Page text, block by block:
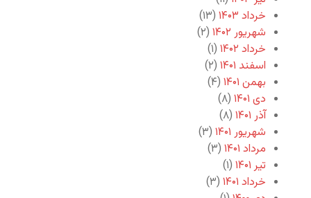
خرداد ۱۴۰۳
(۱۳)
شهریور ۱۴۰۲
(۲)
خرداد ۱۴۰۲
(۱)
اسفند ۱۴۰۱
(۲)
بهمن ۱۴۰۱
(۴)
دی ۱۴۰۱
(۸)
آذر ۱۴۰۱
(۸)
شهریور ۱۴۰۱
(۳)
مرداد ۱۴۰۱
(۳)
تیر ۱۴۰۱
(۱)
خرداد ۱۴۰۱
(۳)